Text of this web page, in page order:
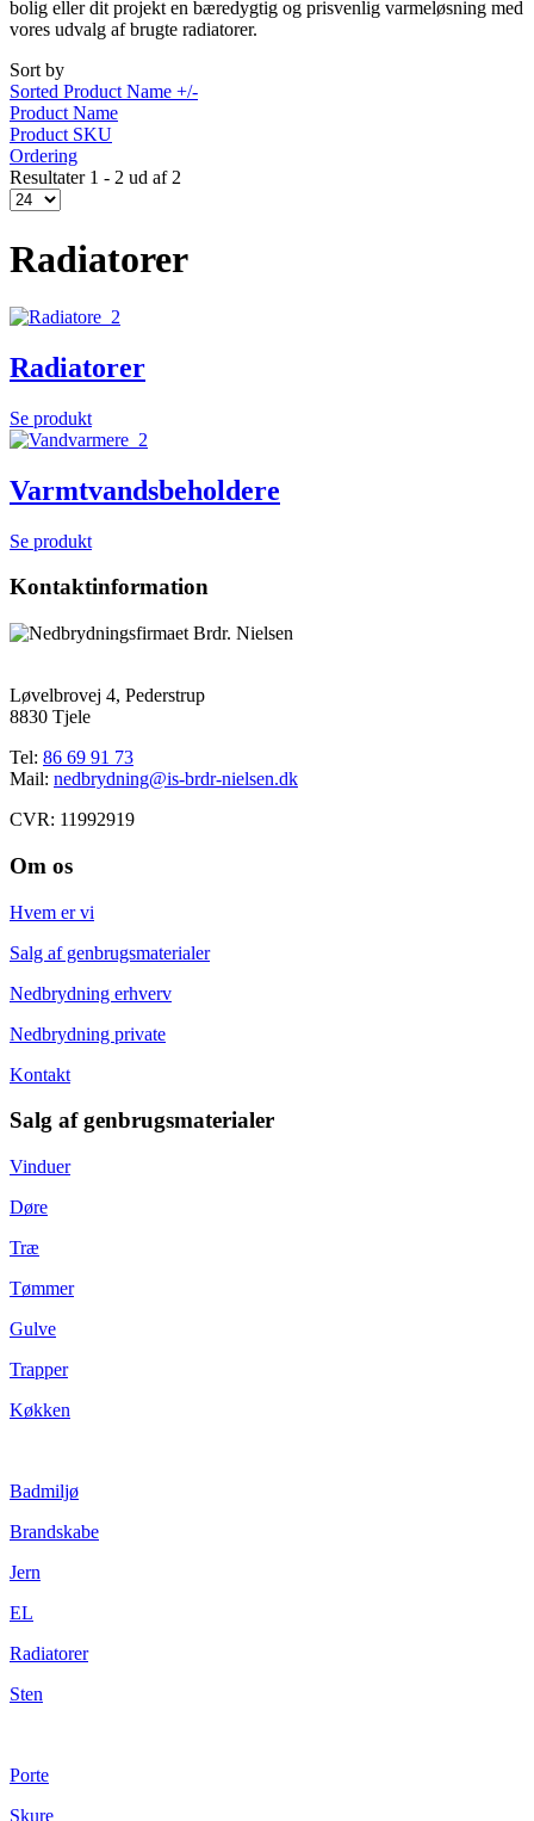
bolig eller dit projekt en bæredygtig og prisvenlig varmeløsning med
vores udvalg af brugte radiatorer.
Sort by
Sorted Product Name +/-
Product Name
Product SKU
Ordering
Resultater 1 - 2 ud af 2
Radiatorer
Radiatorer
Se produkt
Varmtvandsbeholdere
Se produkt
Kontaktinformation
Løvelbrovej 4, Pederstrup
8830 Tjele
Tel: 86 69 91 73
Mail: nedbrydning@is-brdr-nielsen.dk
CVR: 11992919
Om os
Hvem er vi
Salg af genbrugsmaterialer
Nedbrydning erhverv
Nedbrydning private
Kontakt
Salg af genbrugsmaterialer
Vinduer
Døre
Træ
Tømmer
Gulve
Trapper
Køkken
Badmiljø
Brandskabe
Jern
EL
Radiatorer
Sten
Porte
Skure